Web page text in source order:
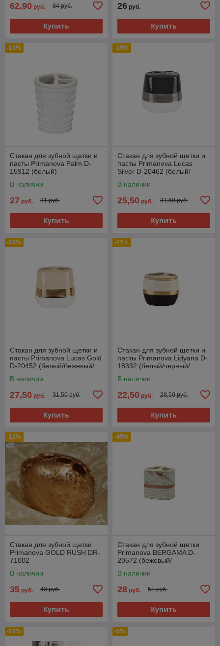
62,90 руб. 84 руб.
Купить
26 руб.
Купить
-13%
Стакан для зубной щетки и
пасты Primanova Palm D-
15912 (белый)
В наличии
27 руб. 31 руб.
Купить
-19%
Стакан для зубной щетки и
пасты Primanova Lucas
Silver D-20462 (белый/
В наличии
25,50 руб. 31,50 руб.
Купить
-13%
Стакан для зубной щетки и
пасты Primanova Lucas Gold
D-20452 (белый/бежевый/
В наличии
27,50 руб. 31,50 руб.
Купить
-21%
Стакан для зубной щетки и
пасты Primanova Lidyana D-
18332 (белый/черный/
В наличии
22,50 руб. 28,50 руб.
Купить
-12%
Стакан для зубной щетки
Primanova GOLD RUSH DR-
71002
В наличии
35 руб. 40 руб.
Купить
-45%
Стакан для зубной щетки
Primanova BERGAMA D-
20572 (бежевый/
В наличии
28 руб. 51 руб.
Купить
-10% -5%